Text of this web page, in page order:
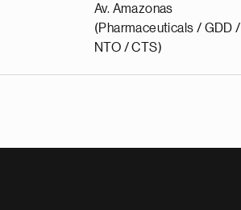
Av. Amazonas
(Pharmaceuticals / GDD /
NTO / CTS)